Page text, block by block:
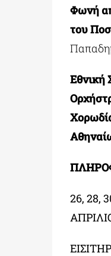
Φωνή
του
Εθνική
26, 28,